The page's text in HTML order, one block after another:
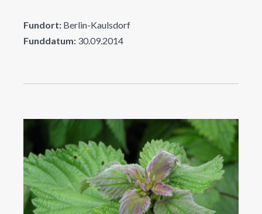
Fundort: Berlin-Kaulsdorf
Funddatum: 30.09.2014